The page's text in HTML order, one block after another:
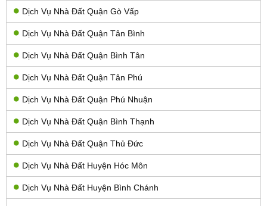
Dịch Vụ Nhà Đất Quận Gò Vấp
Dịch Vụ Nhà Đất Quận Tân Bình
Dịch Vụ Nhà Đất Quận Bình Tân
Dịch Vụ Nhà Đất Quận Tân Phú
Dịch Vụ Nhà Đất Quận Phú Nhuận
Dịch Vụ Nhà Đất Quận Bình Thạnh
Dịch Vụ Nhà Đất Quận Thủ Đức
Dịch Vụ Nhà Đất Huyện Hóc Môn
Dịch Vụ Nhà Đất Huyện Bình Chánh